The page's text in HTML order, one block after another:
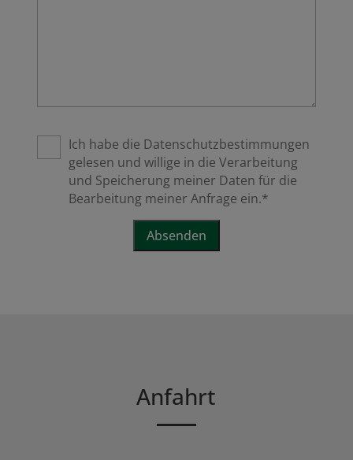
Ich habe die Datenschutzbestimmungen
gelesen und willige in die Verarbeitung
und Speicherung meiner Daten für die
Bearbeitung meiner Anfrage ein.*
Anfahrt